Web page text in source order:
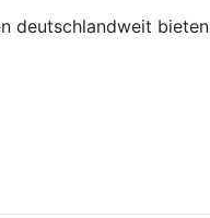
deutschlandweit bieten